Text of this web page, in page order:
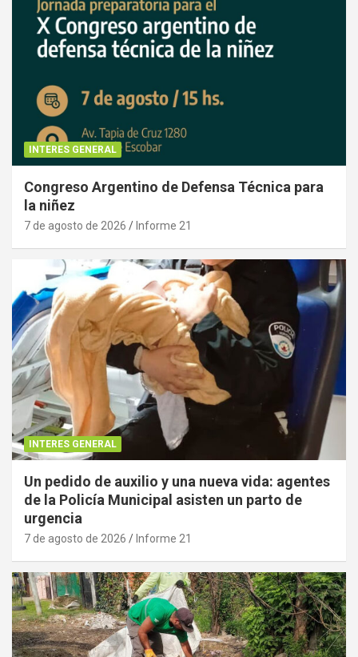
INTERES GENERAL
Congreso Argentino de Defensa Técnica para
la niñez
7 de agosto de 2026 Informe 21
INTERES GENERAL
Un pedido de auxilio y una nueva vida: agentes
de la Policía Municipal asisten un parto de
urgencia
7 de agosto de 2026 Informe 21